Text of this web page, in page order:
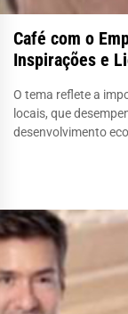
Café com o
Inspirações e
O tema reflete a
locais, que
desenvolvimento